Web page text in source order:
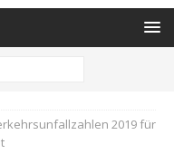
2019 für